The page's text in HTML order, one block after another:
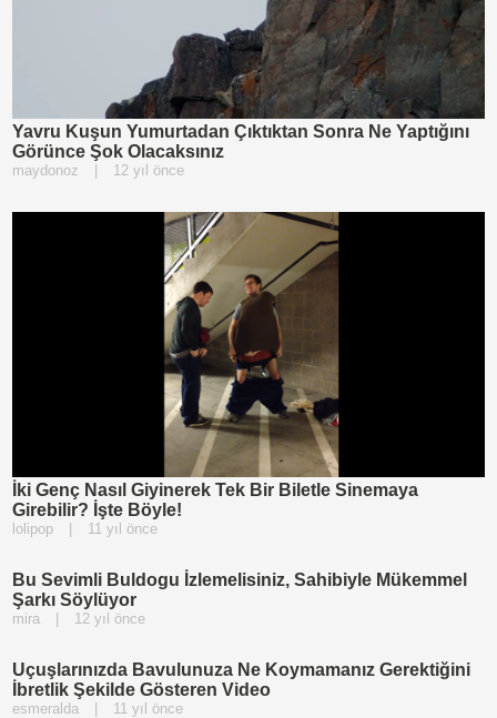
Yavru Kuşun Yumurtadan Çıktıktan Sonra Ne Yaptığını
Görünce Şok Olacaksınız
maydonoz 12 yıl önce
İki Genç Nasıl Giyinerek Tek Bir Biletle Sinemaya
Girebilir? İşte Böyle!
lolipop | 11 yıl önce
Bu Sevimli Buldogu İzlemelisiniz, Sahibiyle Mükemmel
Şarkı Söylüyor
mira | 12 yıl önce
Uçuşlarınızda Bavulunuza Ne Koymamanız Gerektiğini
İbretlik Şekilde Gösteren Video
esmeralda | 11 yıl önce